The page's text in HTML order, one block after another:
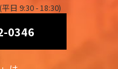
(平日 9:30 - 18:30)
0346